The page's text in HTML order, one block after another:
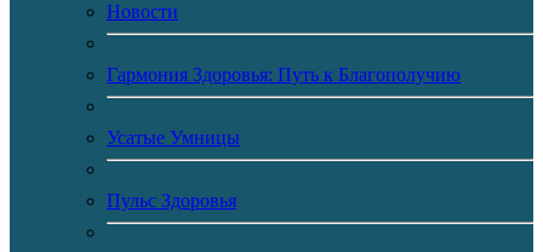
Новости
Гармония Здоровья: Путь к Благополучию
Усатые Умницы
Пульс Здоровья